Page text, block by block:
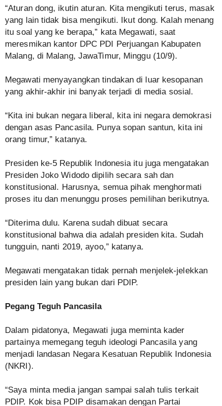
“Aturan dong, ikutin aturan. Kita mengikuti terus, masak
yang lain tidak bisa mengikuti. Ikut dong. Kalah menang
itu soal yang ke berapa,” kata Megawati, saat
meresmikan kantor DPC PDI Perjuangan Kabupaten
Malang, di Malang, JawaTimur, Minggu (10/9).
Megawati menyayangkan tindakan di luar kesopanan
yang akhir-akhir ini banyak terjadi di media sosial.
“Kita ini bukan negara liberal, kita ini negara demokrasi
dengan asas Pancasila. Punya sopan santun, kita ini
orang timur,” katanya.
Presiden ke-5 Republik Indonesia itu juga mengatakan
Presiden Joko Widodo dipilih secara sah dan
konstitusional. Harusnya, semua pihak menghormati
proses itu dan menunggu proses pemilihan berikutnya.
“Diterima dulu. Karena sudah dibuat secara
konstitusional bahwa dia adalah presiden kita. Sudah
tungguin, nanti 2019, ayoo,” katanya.
Megawati mengatakan tidak pernah menjelek-jelekkan
presiden lain yang bukan dari PDIP.
Pegang Teguh Pancasila
Dalam pidatonya, Megawati juga meminta kader
partainya memegang teguh ideologi Pancasila yang
menjadi landasan Negara Kesatuan Republik Indonesia
(NKRI).
“Saya minta media jangan sampai salah tulis terkait
PDIP. Kok bisa PDIP disamakan dengan Partai